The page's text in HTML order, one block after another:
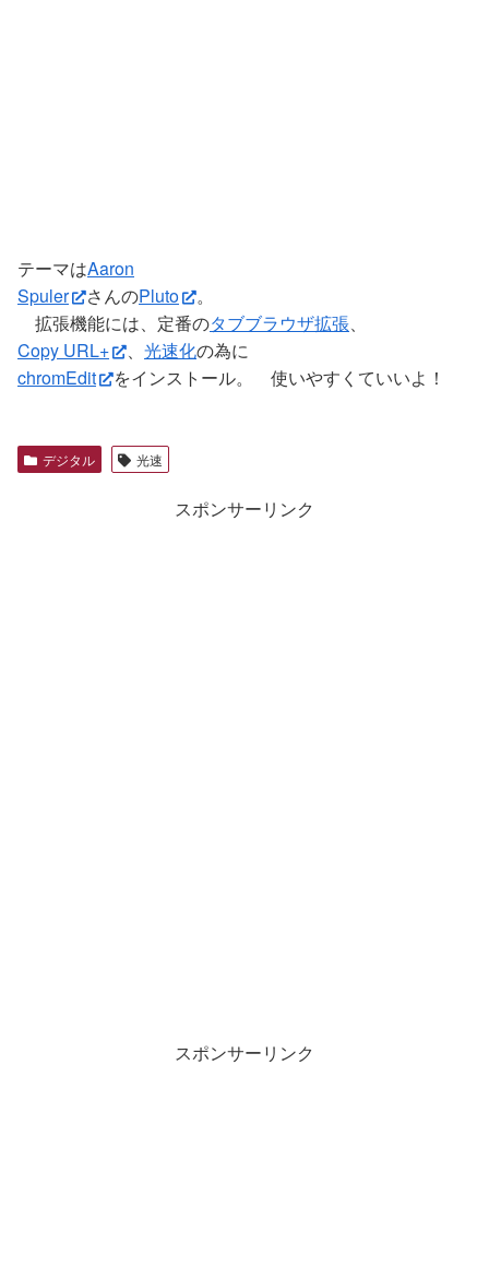
テーマはAaron
Spuler
さんのPluto
。
拡張機能には、定番のタブブラウザ拡張
Copy URL+
光速化の為に
chromEdit
をインストール。 使いやすくていいよ！
デジタル 光速
スポンサーリンク
スポンサーリンク